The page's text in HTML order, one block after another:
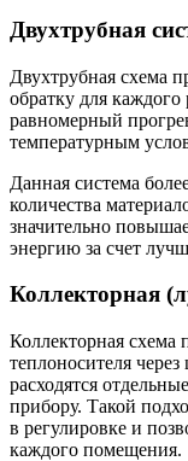
Двухтрубная
Двухтрубная схема
обратку для каждого
равномерный
температурным
Данная система
количества
значительно
энергию за счет
Коллекторная
Коллекторная схема
теплоносителя
расходятся
прибору. Такой
в регулировке и
каждого помещения.